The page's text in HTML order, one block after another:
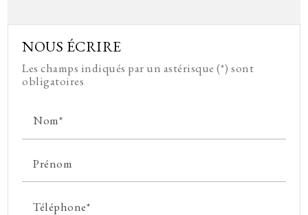
NOUS ÉCRIRE
Les champs indiqués par un astérisque (*) sont
obligatoires
Nom*
Prénom
Téléphone*